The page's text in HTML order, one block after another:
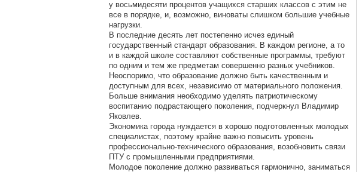
у восьмидесяти процентов учащихся старших классов с этим не
все в порядке, и, возможно, виноваты слишком большие учебные
нагрузки.
В последние десять лет постепенно исчез единый
государственный стандарт образования. В каждом регионе, а то
и в каждой школе составляют собственные программы, требуют
по одним и тем же предметам совершенно разных учебников.
Неоспоримо, что образование должно быть качественным и
доступным для всех, независимо от материального положения.
Больше внимания необходимо уделять патриотическому
воспитанию подрастающего поколения, подчеркнул Владимир
Яковлев.
Экономика города нуждается в хорошо подготовленных молодых
специалистах, поэтому крайне важно повысить уровень
профессионально-технического образования, возобновить связи
ПТУ с промышленными предприятиями.
Молодое поколение должно развиваться гармонично, заниматься